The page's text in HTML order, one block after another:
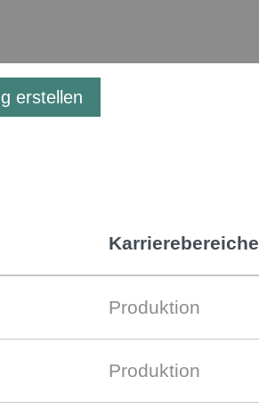
erstellen
Karrierebereiche
Produktion
Produktion